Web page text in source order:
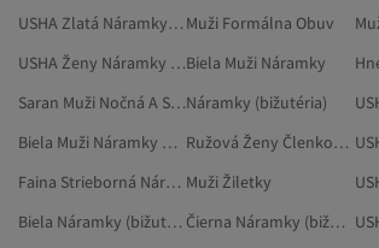
USHA Zlatá Náramky (bižutéria) Muži Formálna Obuv
USHA Ženy Náramky (bižutéria)Biela Muži Náramky
Saran Muži Nočná A Spodná BielizeňNáramky (bižutéria)
Biela Muži Náramky Na Členok
Ružová Ženy Členkové Náramky (bižutéria)
Faina Strieborná Náramky (bižutéria) Muži Žiletky
Biela Náramky (bižutéria)
Čierna Náramky (bižutéria)